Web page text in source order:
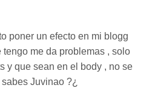
poner un efecto en mi blogg
me da problemas , solo
y que sean en el body , no se
Juvinao ?¿